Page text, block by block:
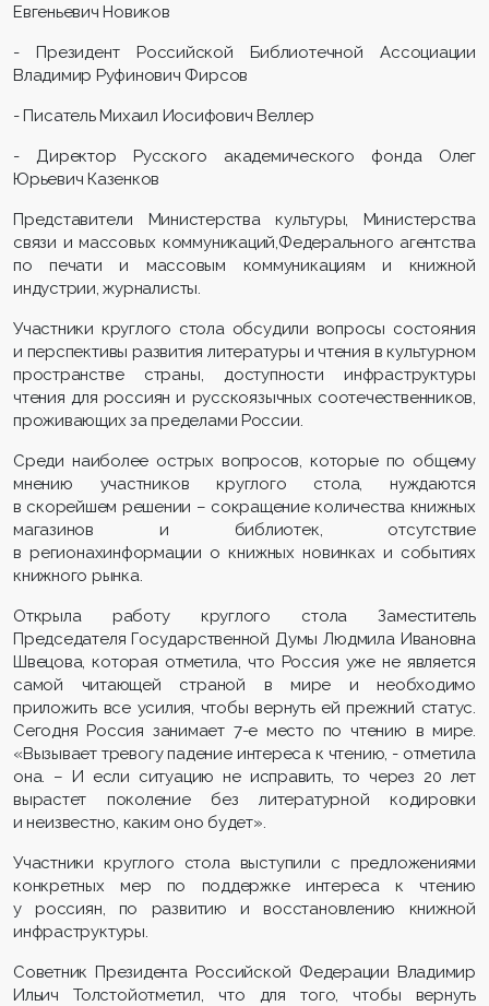
Евгеньевич Новиков
- Президент Российской Библиотечной Ассоциации
Владимир Руфинович Фирсов
- Писатель Михаил Иосифович Веллер
- Директор Русского академического фонда Олег
Юрьевич Казенков
Представители Министерства культуры, Министерства
связи и массовых коммуникаций,Федерального агентства
по печати и массовым коммуникациям и книжной
индустрии, журналисты.
Участники круглого стола обсудили вопросы состояния
и перспективы развития литературы и чтения в культурном
пространстве страны, доступности инфраструктуры
чтения для россиян и русскоязычных соотечественников,
проживающих за пределами России.
Среди наиболее острых вопросов, которые по общему
мнению участников круглого стола, нуждаются
в скорейшем решении – сокращение количества книжных
магазинов и библиотек, отсутствие
в регионахинформации о книжных новинках и событиях
книжного рынка.
Открыла работу круглого стола Заместитель
Председателя Государственной Думы Людмила Ивановна
Швецова, которая отметила, что Россия уже не является
самой читающей страной в мире и необходимо
приложить все усилия, чтобы вернуть ей прежний статус.
Сегодня Россия занимает 7-е место по чтению в мире.
«Вызывает тревогу падение интереса к чтению, - отметила
она. – И если ситуацию не исправить, то через 20 лет
вырастет поколение без литературной кодировки
и неизвестно, каким оно будет».
Участники круглого стола выступили с предложениями
конкретных мер по поддержке интереса к чтению
у россиян, по развитию и восстановлению книжной
инфраструктуры.
Советник Президента Российской Федерации Владимир
Ильич Толстойотметил, что для того, чтобы вернуть